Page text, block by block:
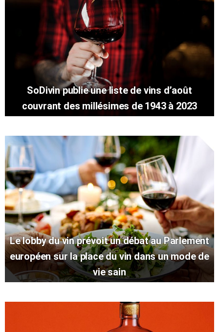
SoDivin publie une liste de vins d’août
couvrant des millésimes de 1943 à 2023
Le lobby du vin prévoit un débat au Parlement
européen sur la place du vin dans un mode de
vie sain